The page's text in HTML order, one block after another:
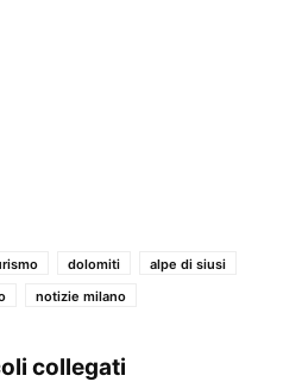
dolomiti
alpe di siusi
notizie milano
collegati